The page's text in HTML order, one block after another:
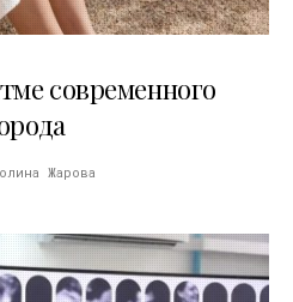
современного
Жарова